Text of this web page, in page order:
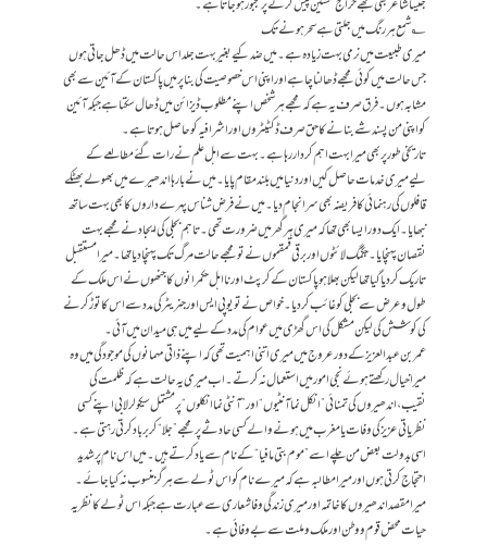
جیسا شاعر بھی مجھے خراج تحسین پیش کرنے پر مجبور ہو جاتا ہے۔
؂ شمع ہر رنگ میں جلتی ہے سحر ہونے تک
میری طبیعت میں نرمی بہت زیادہ ہے۔ میں ضد کیے بغیر بہت جلد اس حالت میں ڈھل جاتی ہوں
جس حالت میں کوئی مجھے ڈھالنا چاہے اور اپنی اس خصوصیت کی بنا پر میں پاکستان کے آئین سے بھی
مشابہ ہوں۔ فرق صرف یہ ہے کہ مجھے ہر شخص اپنےمطلوب ڈیزائن میں ڈھال سکتا ہے جبکہ آئین
کو اپنی من پسند شے بنانے کا حق صرف ڈکٹیٹروں اور اشرافیہ کو حاصل ہوتا ہے۔
تاریخی طور پر بھی میرا بہت اہم کردار رہا ہے۔ بہت سے اہل علم نے رات گئے مطالعے کے
لیےمیری خدمات حاصل کیں اور دنیا میں بلند مقام پایا۔ میں نے بارہا اندھیرے میں بھولے بھٹکے
قافلوں کی رہنمائی کا فریضہ بھی سرانجام دیا۔ میں نے فرض شناس پہرے داروں کا بھی بہت ساتھ
نبھایا۔ ایک دور ایسا بھی تھا کہ میری ہر گھر میں ضرورت تھی۔ تاہم بجلی کی ایجاد نے مجھے بہت
نقصان پہنچایا۔ جگمگ لائٹوں اور برقی قمقموں نے تو مجھے حالت مرگ تک پہنچا دیا تھا۔ میرا مستقبل
تاریک کر دیا گیا تھا لیکن بھلا ہو پاکستان کے کرپٹ اور نا اہل حکمرانوں کا جنھوں نے اس ملک کے
طول و عرض سے بجلی کو غائب کر دیا۔ خواص نے تو یو پی ایس اور جنریٹر کی مدد سے اس کا توڑ کرنے
کی کوشش کی لیکن مشکل کی اس گھڑی میں عوام کی مدد کے لیے میں ہی میدان میں آئی۔
عمر بن عبدالعزیز کےدور عروج میں میری اتنی اہمیت تھی کہ اپنے ذاتی مہمانوں کی موجود گی میں وہ
میرا خیال رکھتے ہوئے نجی امور میں استعمال نہ کرتے۔ اب میری یہ حالت ہے کہ ظلمت کی
نقیب، اندھیروں کی تمنائی ”انکل نما آنٹیوں“ اور ”آنٹی نما انکلوں“ پر مشتمل سیکولر لابی اپنے کسی
نظریاتی عزیز کی وفات یا مغرب میں ہونے والے کسی حادثے پر مجھے ”جلا“ کر برباد کر تی رہتی ہے۔
اسی بدولت بعض من چلے اسے ”موم بتی مافیا“ کے نام سے یاد کرتے ہیں۔ میں اس نام پر شدید
احتجاج کرتی ہوں اور میرا مطالبہ ہے کہ میرے نام کو اس ٹولے سے ہرگز منسوب نہ کیا جائے۔
میرا مقصد اندھیروں کا خاتمہ اور میری زندگی وفا شعاری سے عبارت ہے جبکہ اس ٹولے کا نظریہ
حیات محض قوم و وطن اور ملک و ملت سے بے وفائی ہے۔